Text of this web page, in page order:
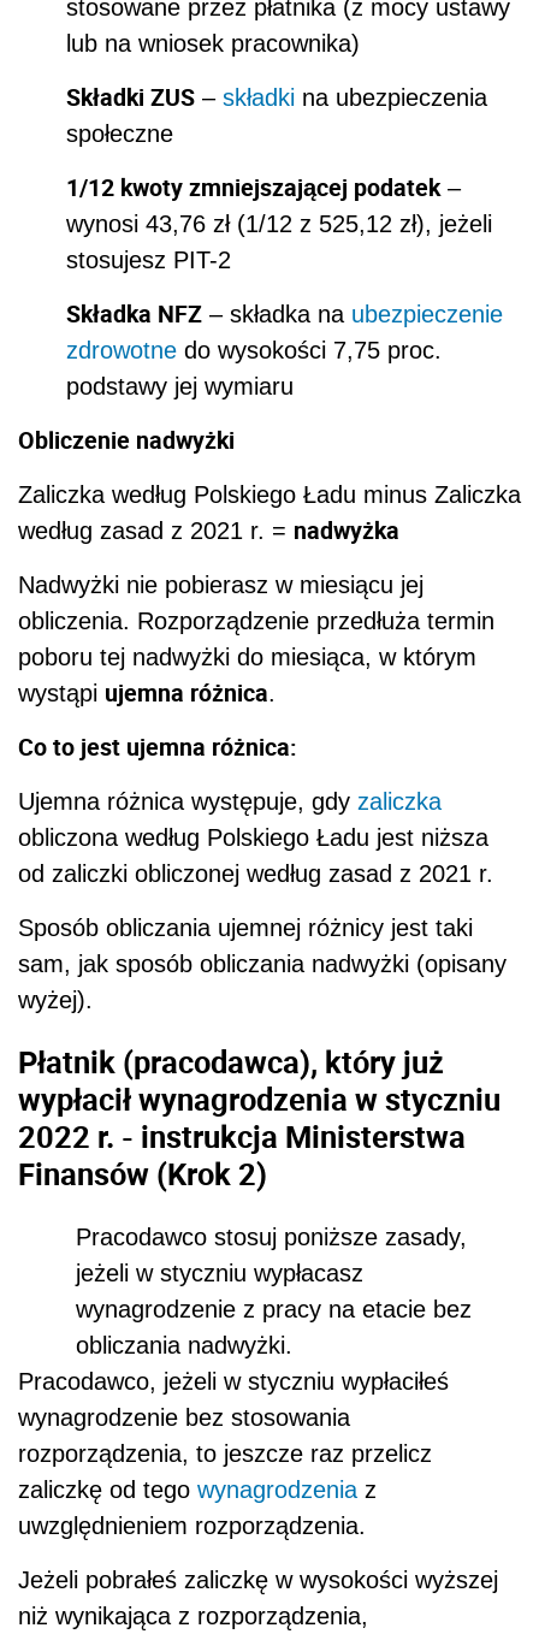
stosowane przez płatnika (z mocy ustawy
lub na wniosek pracownika)
Składki ZUS – składki na ubezpieczenia
społeczne
1/12 kwoty zmniejszającej podatek –
wynosi 43,76 zł (1/12 z 525,12 zł), jeżeli
stosujesz PIT-2
Składka NFZ – składka na ubezpieczenie
zdrowotne do wysokości 7,75 proc.
podstawy jej wymiaru
Obliczenie nadwyżki
Zaliczka według Polskiego Ładu minus Zaliczka
według zasad z 2021 r. = nadwyżka
Nadwyżki nie pobierasz w miesiącu jej
obliczenia. Rozporządzenie przedłuża termin
poboru tej nadwyżki do miesiąca, w którym
wystąpi ujemna różnica.
Co to jest ujemna różnica:
Ujemna różnica występuje, gdy zaliczka
obliczona według Polskiego Ładu jest niższa
od zaliczki obliczonej według zasad z 2021 r.
Sposób obliczania ujemnej różnicy jest taki
sam, jak sposób obliczania nadwyżki (opisany
wyżej).
Płatnik (pracodawca), który już
wypłaciłwynagrodzenia w styczniu
2022 r. - instrukcja Ministerstwa
Finansów (Krok 2)
Pracodawco stosuj poniższe zasady,
jeżeli w styczniu wypłacasz
wynagrodzenie z pracy na etacie bez
obliczania nadwyżki.
Pracodawco, jeżeli w styczniu wypłaciłeś
wynagrodzenie bez stosowania
rozporządzenia, to jeszcze raz przelicz
zaliczkę od tego wynagrodzenia z
uwzględnieniem rozporządzenia.
Jeżeli pobrałeś zaliczkę w wysokości wyższej
niż wynikająca z rozporządzenia,